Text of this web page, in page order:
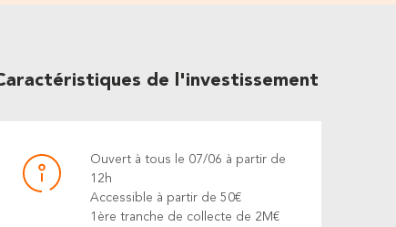
de l'investissement
Ouvert à tous le 07/06 à partir de
12h
Accessible à partir de 50€
1ère tranche de collecte de 2M€